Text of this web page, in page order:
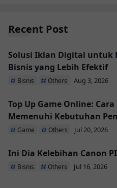
Recent Post
Solusi Iklan Digital untuk
Bisnis yang Lebih Efektif
Bisnis Others Aug 3, 2026
Top Up Game Online:
Memenuhi Kebutuhan
Digital
Game Others Jul 20, 2026
Ini Dia Kelebihan Canon
Bisnis Others Jul 16, 2026